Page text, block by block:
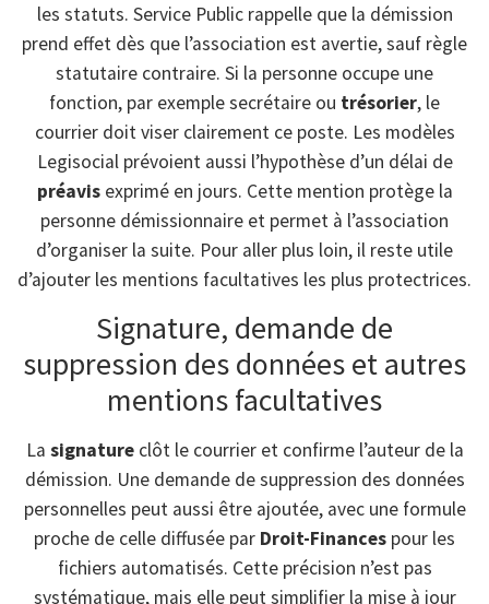
les statuts. Service Public rappelle que la démission
prend effet dès que l’association est avertie, sauf règle
statutaire contraire. Si la personne occupe une
fonction, par exemple secrétaire ou trésorier, le
courrier doit viser clairement ce poste. Les modèles
Legisocial prévoient aussi l’hypothèse d’un délai de
préavisexprimé en jours. Cette mention protège la
personne démissionnaire et permet à l’association
d’organiser la suite. Pour aller plus loin, il reste utile
d’ajouter les mentions facultatives les plus protectrices.
Signature, demande de
suppression des données et autres
mentions facultatives
La signatureclôt le courrier et confirme l’auteur de la
démission. Une demande de suppression des données
personnelles peut aussi être ajoutée, avec une formule
proche de celle diffusée par Droit-Finances pour les
fichiers automatisés. Cette précision n’est pas
systématique, mais elle peut simplifier la mise à jour